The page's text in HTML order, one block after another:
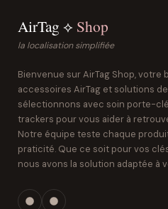
AirTag ⟡ Shop
la localisation simplifiée
Bienvenue sur AirTag Shop, votre
accessoires AirTag et solutions
sélectionnons avec soin porte-
trackers pour vous aider à
Notre équipe teste chaque
praticité. Que ce soit pour vos
nous avons la solution adaptée à